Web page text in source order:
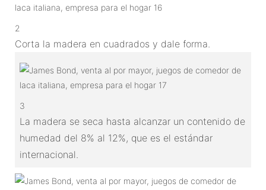
2
Corta la madera en cuadrados y dale forma.
3
La madera se seca hasta alcanzar un contenido de
humedad del 8% al 12%, que es el estándar
internacional.